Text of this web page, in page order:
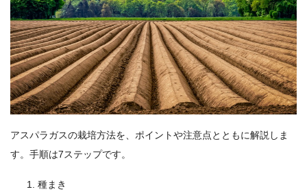
アスパラガスの栽培方法を、ポイントや注意点とともに解説しま
す。手順は7ステップです。
種まき